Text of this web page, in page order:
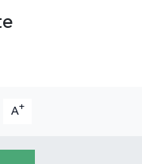
A+